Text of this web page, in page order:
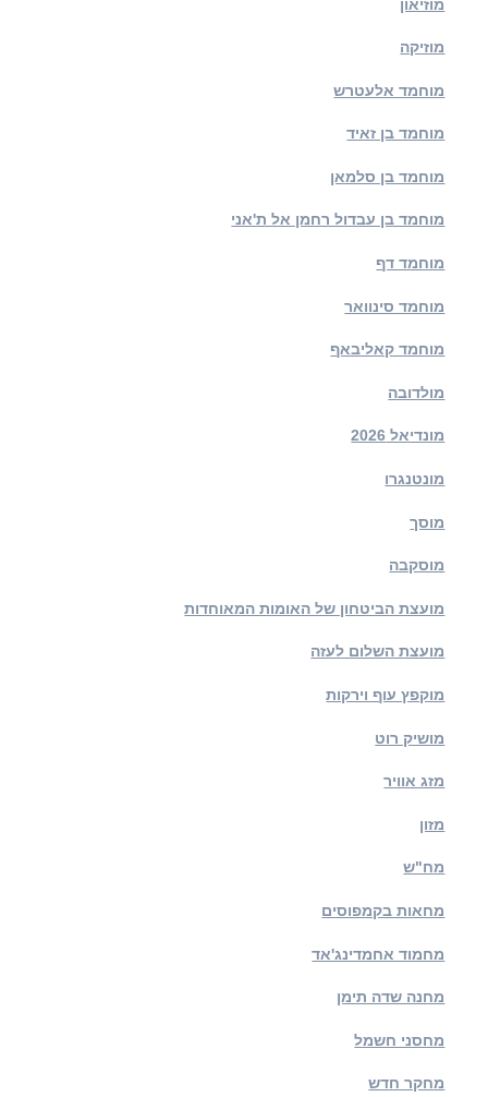
מוזיאון
מוזיקה
מוחמד אלעטרש
מוחמד בן זאיד
מוחמד בן סלמאן
מוחמד בן עבדול רחמן אל ת'אני
מוחמד דף
מוחמד סינוואר
מוחמד קאליבאף
מולדובה
מונדיאל 2026
מונטנגרו
מוסך
מוסקבה
מועצת הביטחון של האומות המאוחדות
מועצת השלום לעזה
מוקפץ עוף וירקות
מושיק רוט
מזג אוויר
מזון
מח"ש
מחאות בקמפוסים
מחמוד אחמדינג'אד
מחנה שדה תימן
מחסני חשמל
מחקר חדש